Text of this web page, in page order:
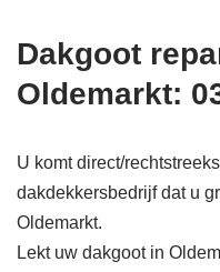
Dakgoot
Oldemarkt:
U komt direct/
dakdekkersbedrijf dat u
Oldemarkt.
Lekt uw dakgoot in